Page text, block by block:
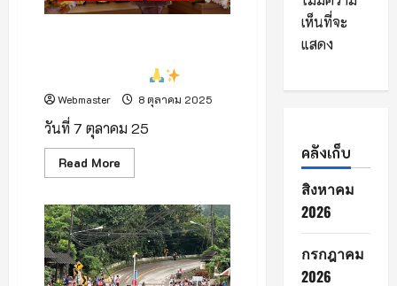
ย้าย
จำนวน
45
ราย
Webmaster 8 ตุลาคม 2025
วันที่ 7 ตุลาคม 25
Read More
more
ผู้
สร้าง
จาก
แรง
ศรัทธา”
มอบ
เห็นที่จะ
แสดง
คลังเก็บ
สิงหาคม
2026
กรกฎาคม
2026